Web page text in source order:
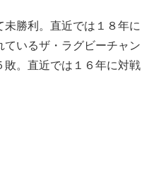
勝利。直近では１８年に
いるザ・ラグビーチャン
。直近では１６年に対戦